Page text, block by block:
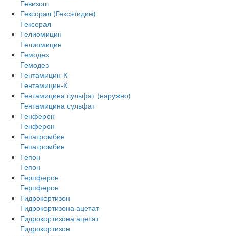
Гевизош
Гексорал (Гексэтидин)
Гексорал
Гелиомицин
Гелиомицин
Гемодез
Гемодез
Гентамицин-К
Гентамицин-К
Гентамицина сульфат (наружно)
Гентамицина сульфат
Генферон
Генферон
Гепатромбин
Гепатромбин
Гепон
Гепон
Герпферон
Герпферон
Гидрокортизон
Гидрокортизона ацетат
Гидрокортизона ацетат
Гидрокортизон